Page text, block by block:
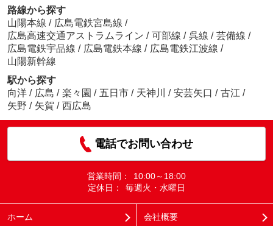
路線から探す
山陽本線 / 広島電鉄宮島線 /
広島高速交通アストラムライン / 可部線 / 呉線 / 芸備線 /
広島電鉄宇品線 / 広島電鉄本線 / 広島電鉄江波線 /
山陽新幹線
駅から探す
向洋 / 広島 / 楽々園 / 五日市 / 天神川 / 安芸矢口 / 古江 /
矢野 / 矢賀 / 西広島
電話でお問い合わせ
営業時間：
10:00～18:00
定休日：
毎週火・水曜日
ホーム 会社概要